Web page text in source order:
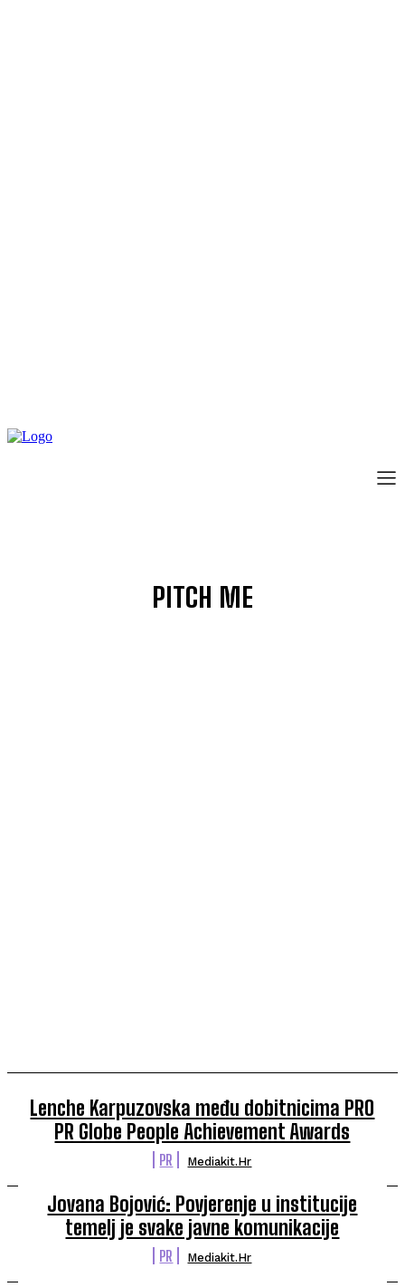
PITCH ME
Lenche Karpuzovska među dobitnicima PRO
PR Globe People Achievement Awards
PR Mediakit.hr
Jovana Bojović: Povjerenje u institucije
temelj je svake javne komunikacije
PR Mediakit.hr